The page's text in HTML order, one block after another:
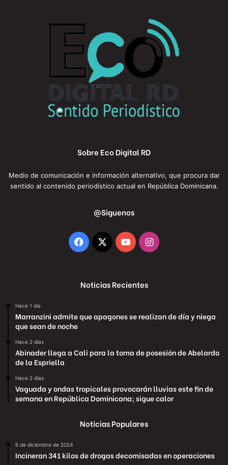
Sobre Eco Digital RD
Medio de comunicación e información alternativo, que procura dar
sentido al contenido periodístico actual en República Dominicana.
@Siguenos
Facebook
X YouTubeInstagram
Noticias Recientes
Hace 1 día
Marranzini admite que apagones se realizan de día y niega
que sean de noche
Hace 2 días
Abinader llega a Cali para la toma de posesión de Abelardo
de la Espriella
Hace 2 días
Vaguada y ondas tropicales provocarán lluvias este fin de
semana en República Dominicana; sigue calor
Noticias Populares
6 de diciembre de 2024
Incineran 341 kilos de drogas decomisadas en operaciones